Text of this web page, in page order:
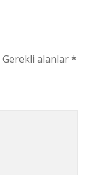
Gerekli alanlar*